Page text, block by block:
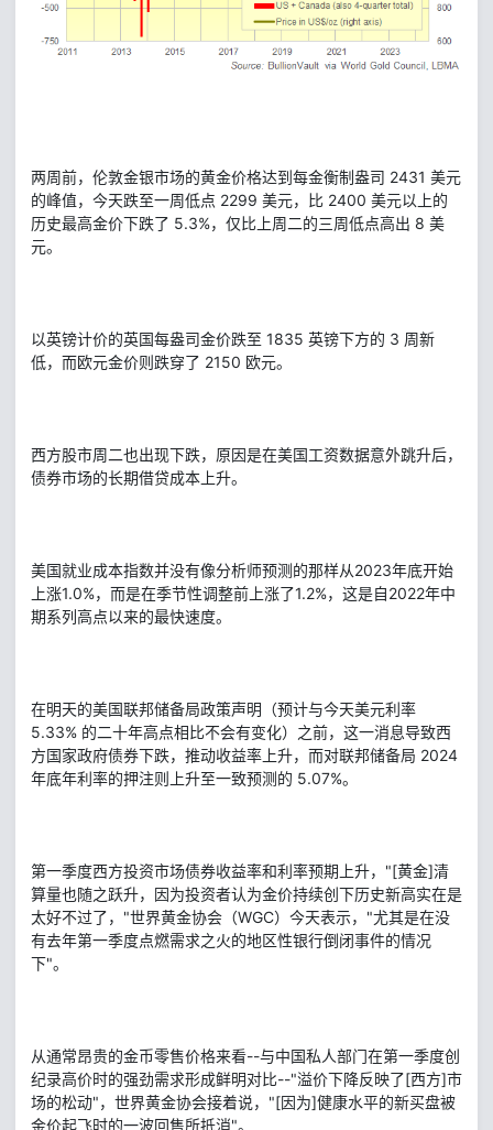
两周前，伦敦金银市场的黄金价格达到每金衡制盎司 2431 美元
的峰值，今天跌至一周低点 2299 美元，比 2400 美元以上的
历史最高金价下跌了 5.3%，仅比上周二的三周低点高出 8 美
元。
以英镑计价的英国每盎司金价跌至 1835 英镑下方的 3 周新
低，而欧元金价则跌穿了 2150 欧元。
西方股市周二也出现下跌，原因是在美国工资数据意外跳升后，
债券市场的长期借贷成本上升。
美国就业成本指数并没有像分析师预测的那样从2023年底开始
上涨1.0%，而是在季节性调整前上涨了1.2%，这是自2022年中
期系列高点以来的最快速度。
在明天的美国联邦储备局政策声明（预计与今天美元利率
5.33% 的二十年高点相比不会有变化）之前，这一消息导致西
方国家政府债券下跌，推动收益率上升，而对联邦储备局 2024
年底年利率的押注则上升至一致预测的 5.07%。
第一季度西方投资市场债券收益率和利率预期上升，"[黄金]清
算量也随之跃升，因为投资者认为金价持续创下历史新高实在是
太好不过了，"世界黄金协会（WGC）今天表示，"尤其是在没
有去年第一季度点燃需求之火的地区性银行倒闭事件的情况
下"。
从通常昂贵的金币零售价格来看--与中国私人部门在第一季度创
纪录高价时的强劲需求形成鲜明对比--"溢价下降反映了[西方]市
场的松动"，世界黄金协会接着说，"[因为]健康水平的新买盘被
金价起飞时的一波回售所抵消"。